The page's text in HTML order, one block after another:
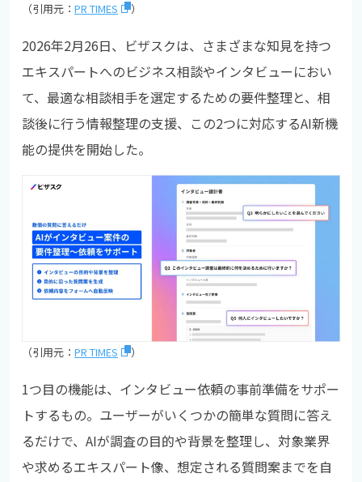
（引用元： PR TIMES ）
2026年2月26日、ビザスクは、さまざまな知見を持つ
エキスパートへのビジネス相談やインタビューにおい
て、最適な相談相手を選定するための要件整理と、相
談後に行う情報整理の支援、この2つに対応するAI新機
能の提供を開始した。
（引用元： PR TIMES ）
1つ目の機能は、インタビュー依頼の事前準備をサポー
トするもの。ユーザーがいくつかの簡単な質問に答え
るだけで、AIが調査の目的や背景を整理し、対象業界
や求めるエキスパート像、想定される質問案までを自